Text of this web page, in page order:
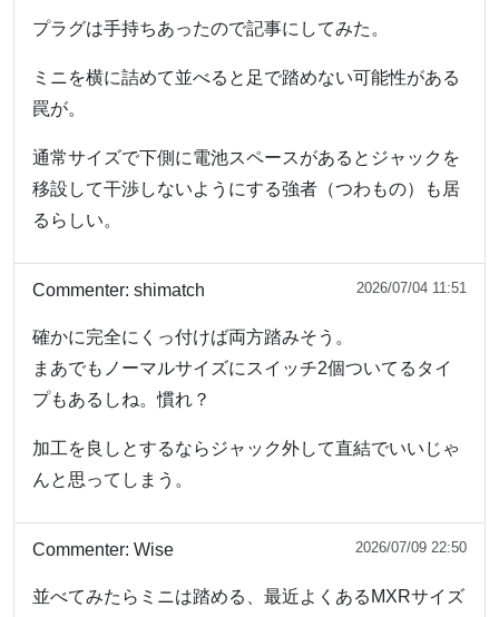
プラグは手持ちあったので記事にしてみた。
ミニを横に詰めて並べると足で踏めない可能性がある
罠が。
通常サイズで下側に電池スペースがあるとジャックを
移設して干渉しないようにする強者（つわもの）も居
るらしい。
Commenter: shimatch 2026/07/04 11:51
確かに完全にくっ付けば両方踏みそう。
まあでもノーマルサイズにスイッチ2個ついてるタイ
プもあるしね。慣れ？
加工を良しとするならジャック外して直結でいいじゃ
んと思ってしまう。
Commenter: Wise 2026/07/09 22:50
並べてみたらミニは踏める、最近よくあるMXRサイズ